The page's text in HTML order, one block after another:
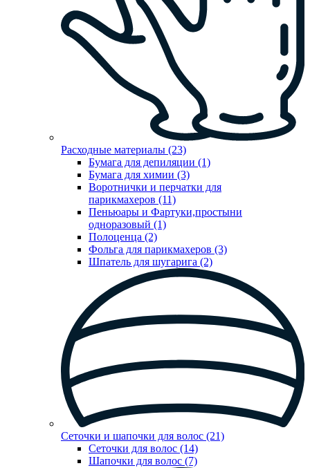
Расходные материалы (23)
Бумага для депиляции (1)
Бумага для химии (3)
Воротнички и перчатки для
парикмахеров (11)
Пеньюары и Фартуки,простыни
одноразовый (1)
Полоценца (2)
Фольга для парикмахеров (3)
Шпатель для шугарига (2)
Сеточки и шапочки для волос (21)
Сеточки для волос (14)
Шапочки для волос (7)